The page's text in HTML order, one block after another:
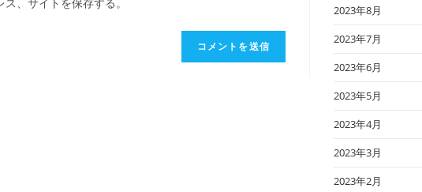
ト
2023年8月
2023年7月
2023年6月
2023年5月
2023年4月
2023年3月
2023年2月